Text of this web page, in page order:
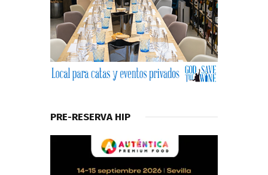
PRE-RESERVA HIP